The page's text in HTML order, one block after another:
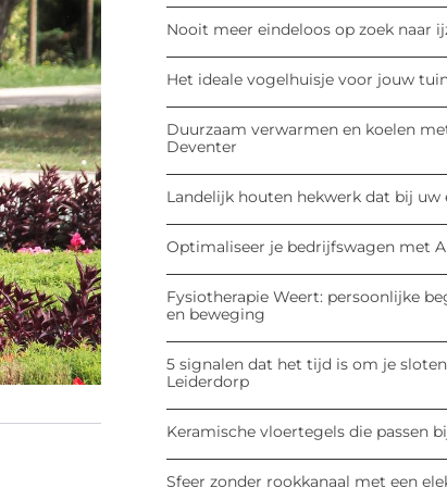
Nooit meer eindeloos op zoek naar
Het ideale vogelhuisje voor jouw
Duurzaam verwarmen en koelen
Deventer
Landelijk houten hekwerk dat bij uw
Optimaliseer je bedrijfswagen met
Fysiotherapie Weert: persoonlijke
en beweging
5 signalen dat het tijd is om je
Leiderdorp
Keramische vloertegels die passen
Sfeer zonder rookkanaal met een